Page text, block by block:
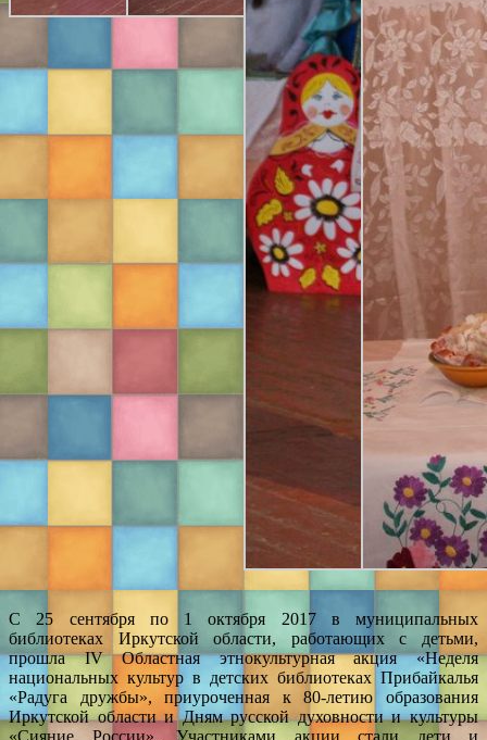
С 25 сентября по 1 октября 2017 в муниципальных
библиотеках Иркутской области, работающих с детьми,
прошла IV Областная этнокультурная акция «Неделя
национальных культур в детских библиотеках Прибайкалья
«Радуга дружбы», приуроченная к 80-летию образования
Иркутской области и Дням русской духовности и культуры
«Сияние России». Участниками акции стали дети и